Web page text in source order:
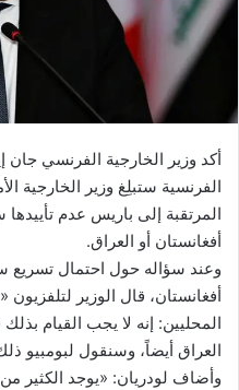
أكد وزير الخارجية الفرنسي
الفرنسية ستبلِغ وزير الخارجية
المرتقبة إلى باريس عدم
أفغانستان أو العراق.
وعند سؤاله حول احتمال تسريع
أفغانستان، قال الوزير
المحليين: إنه لا يجب القيام
العراق أيضاً، وسنقول لبومبيو
وأضاف لودريان: «يوجد الكثير من